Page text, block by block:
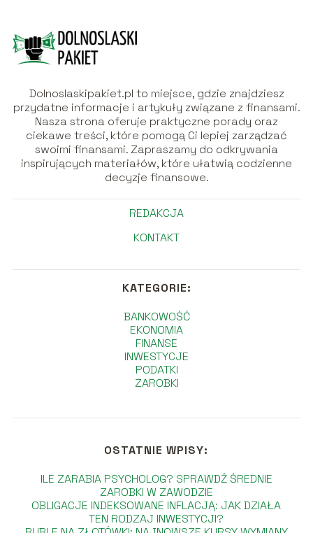
Dolnoslaskipakiet.pl to miejsce, gdzie znajdziesz
przydatne informacje i artykuły związane z finansami.
Nasza strona oferuje praktyczne porady oraz
ciekawe treści, które pomogą Ci lepiej zarządzać
swoimi finansami. Zapraszamy do odkrywania
inspirujących materiałów, które ułatwią codzienne
decyzje finansowe.
REDAKCJA
KONTAKT
KATEGORIE:
BANKOWOŚĆ
EKONOMIA
FINANSE
INWESTYCJE
PODATKI
ZAROBKI
OSTATNIE WPISY:
ILE ZARABIA PSYCHOLOG? SPRAWDŹ ŚREDNIE
ZAROBKI W ZAWODZIE
OBLIGACJE INDEKSOWANE INFLACJĄ: JAK DZIAŁA
TEN RODZAJ INWESTYCJI?